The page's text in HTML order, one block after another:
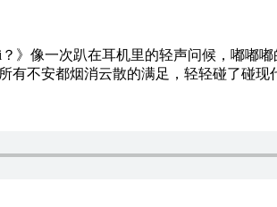
》像一次趴在耳机里的轻声问候，嘟
不安都烟消云散的满足，轻轻碰了碰现